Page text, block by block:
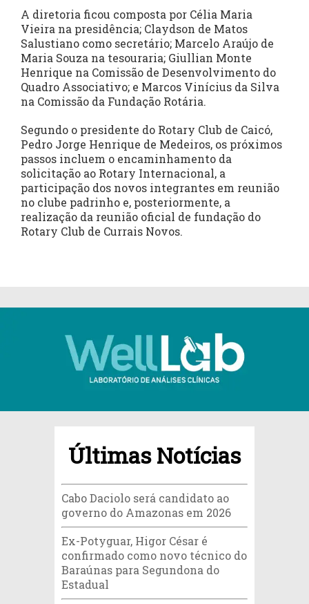
A diretoria ficou composta por Célia Maria
Vieira na presidência; Claydson de Matos
Salustiano como secretário; Marcelo Araújo de
Maria Souza na tesouraria; Giullian Monte
Henrique na Comissão de Desenvolvimento do
Quadro Associativo; e Marcos Vinícius da Silva
na Comissão da Fundação Rotária.
Segundo o presidente do Rotary Club de Caicó,
Pedro Jorge Henrique de Medeiros, os próximos
passos incluem o encaminhamento da
solicitação ao Rotary Internacional, a
participação dos novos integrantes em reunião
no clube padrinho e, posteriormente, a
realização da reunião oficial de fundação do
Rotary Club de Currais Novos.
Últimas Notícias
Cabo Daciolo será candidato ao
governo do Amazonas em 2026
Ex-Potyguar, Higor César é
confirmado como novo técnico do
Baraúnas para Segundona do
Estadual